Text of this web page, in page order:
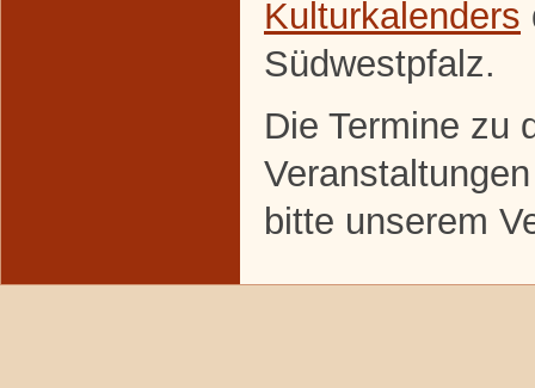
Kulturkalenders
Südwestpfalz.
Die Termine zu
bitte unserem